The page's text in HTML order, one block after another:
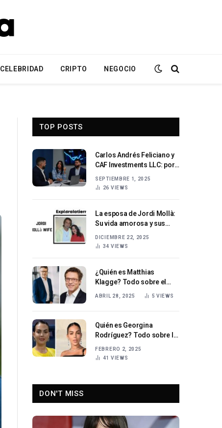
CELEBRIDAD CRIPTO NEGOCIO
TOP POSTS
Carlos Andrés Feliciano y
CAF Investments LLC: por
deben ser cautelosos
SEPTIEMBRE 1, 2025
26 VIEWS
La esposa de Jordi Mollà:
Su vida amorosa y sus
DICIEMBRE 22, 2025
34 VIEWS
¿Quién es Matthias
Klagge? Todo sobre el
ABRIL 28, 2025 5 VIEWS
Quién es Georgina
Rodríguez? Todo sobre la
española
FEBRERO 2, 2025
41 VIEWS
DON'T MISS